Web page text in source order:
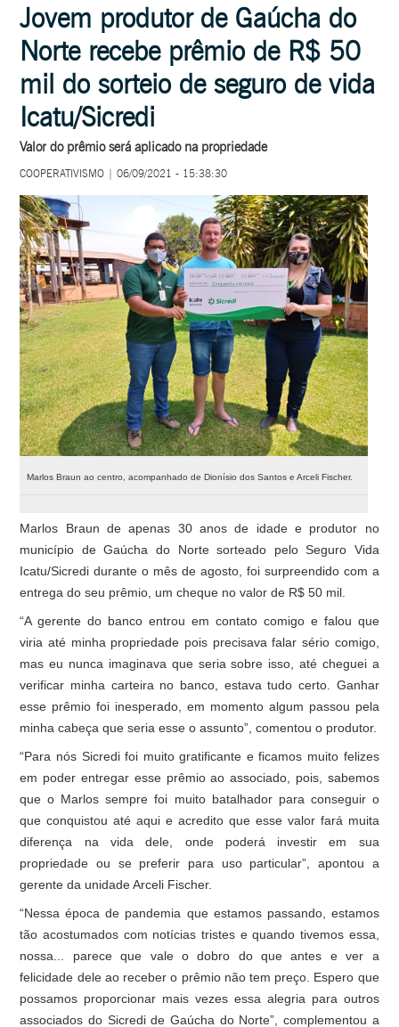
Jovem produtor de Gaúcha do
Norte recebe prêmio de R$ 50
mil do sorteio de seguro de vida
Icatu/Sicredi
Valor do prêmio será aplicado na propriedade
COOPERATIVISMO | 06/09/2021 - 15:38:30
Marlos Braun ao centro, acompanhado de Dionísio dos Santos e Arceli Fischer.
Marlos Braun de apenas 30 anos de idade e produtor no
município de Gaúcha do Norte sorteado pelo Seguro Vida
Icatu/Sicredi durante o mês de agosto, foi surpreendido com a
entrega do seu prêmio, um cheque no valor de R$ 50 mil.
“A gerente do banco entrou em contato comigo e falou que
viria até minha propriedade pois precisava falar sério comigo,
mas eu nunca imaginava que seria sobre isso, até cheguei a
verificar minha carteira no banco, estava tudo certo. Ganhar
esse prêmio foi inesperado, em momento algum passou pela
minha cabeça que seria esse o assunto”, comentou o produtor.
“Para nós Sicredi foi muito gratificante e ficamos muito felizes
em poder entregar esse prêmio ao associado, pois, sabemos
que o Marlos sempre foi muito batalhador para conseguir o
que conquistou até aqui e acredito que esse valor fará muita
diferença na vida dele, onde poderá investir em sua
propriedade ou se preferir para uso particular”, apontou a
gerente da unidade Arceli Fischer.
“Nessa época de pandemia que estamos passando, estamos
tão acostumados com notícias tristes e quando tivemos essa,
nossa... parece que vale o dobro do que antes e ver a
felicidade dele ao receber o prêmio não tem preço. Espero que
possamos proporcionar mais vezes essa alegria para outros
associados do Sicredi de Gaúcha do Norte”, complementou a